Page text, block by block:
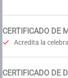
CERTIFICADO DE
Acredita la
CERTIFICADO DE